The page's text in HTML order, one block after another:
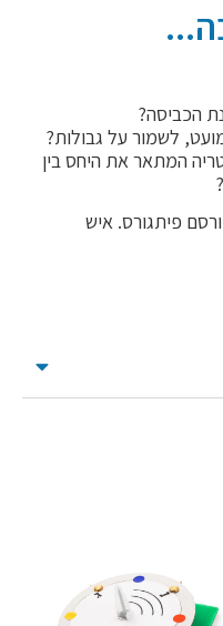
הכביסה?
לשמור על גבולות?
המתאר את היחס בין
פיתגורס. איש